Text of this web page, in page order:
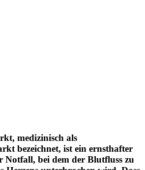
medizinisch als
bezeichnet, ist ein ernsthafter
Notfall, bei dem der Blutfluss zu